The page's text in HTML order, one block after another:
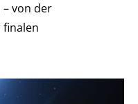
– von der
finalen